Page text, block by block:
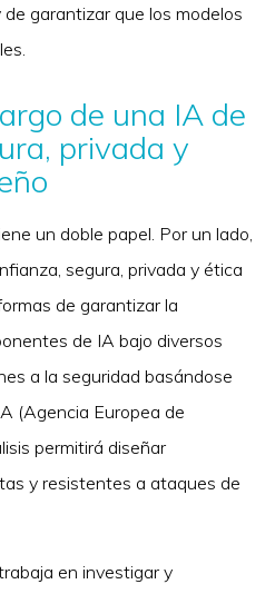
garantizar que los modelos
de una IA de
privada y
un doble papel. Por un lado,
segura, privada y ética
de garantizar la
de IA bajo diversos
a la seguridad basándose
(Agencia Europea de
permitirá diseñar
y resistentes a ataques de
en investigar y